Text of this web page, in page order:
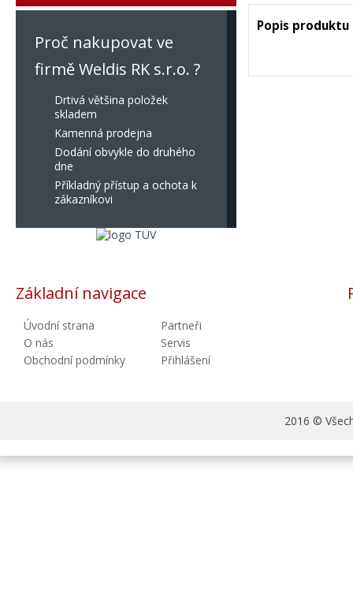
Proč nakupovat ve
firmě Weldis RK s.r.o. ?
Drtivá většina položek
skladem
Kamenná prodejna
Dodání obvykle do druhého
dne
Příkladný přístup a ochota k
zákazníkovi
Popis produktu
Základní navigace
Úvodní strana
O nás
Obchodní podmínky
Partneři
Servis
Přihlášení
2016 ©